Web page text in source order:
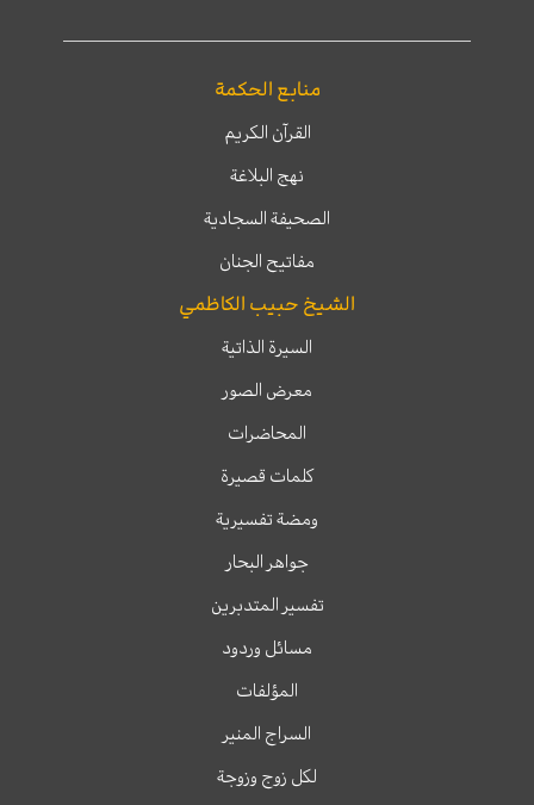
منابع الحكمة
القرآن الكريم
نهج البلاغة
الصحيفة السجادية
مفاتيح الجنان
الشيخ حبيب الكاظمي
السيرة الذاتية
معرض الصور
المحاضرات
كلمات قصيرة
ومضة تفسيرية
جواهر البحار
تفسير المتدبرين
مسائل وردود
المؤلفات
السراج المنير
لكل زوج وزوجة